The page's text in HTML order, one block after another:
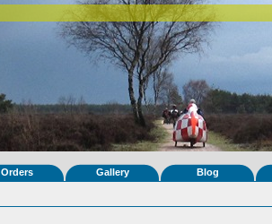
Orders Gallery Blog